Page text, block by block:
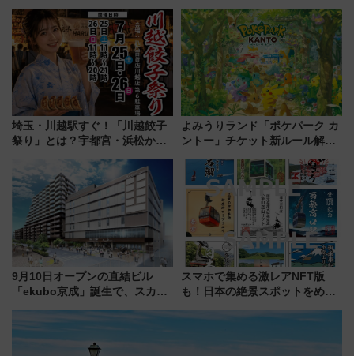
谷実アレンジの特別仕様へ、8月
5日始発から
人気フードフェス「肉祭」が同
時開催に！
埼玉・川越駅すぐ！「川越餃子
祭り」とは？宇都宮・浜松から
を食べ比べ【7月25日・26日開
催】
よみうりランド「ポケパーク カ
ントー」チケット新ルール解
本人確認が11月スタート
9月10日オープンの直結ビル
「ekubo京成」誕生で、スカイ
新鎌ヶ谷はどう変わる？ 全テナ
ント情報も公開！
スマホで集める激レアNFT版
も！日本の絶景スポットをめぐ